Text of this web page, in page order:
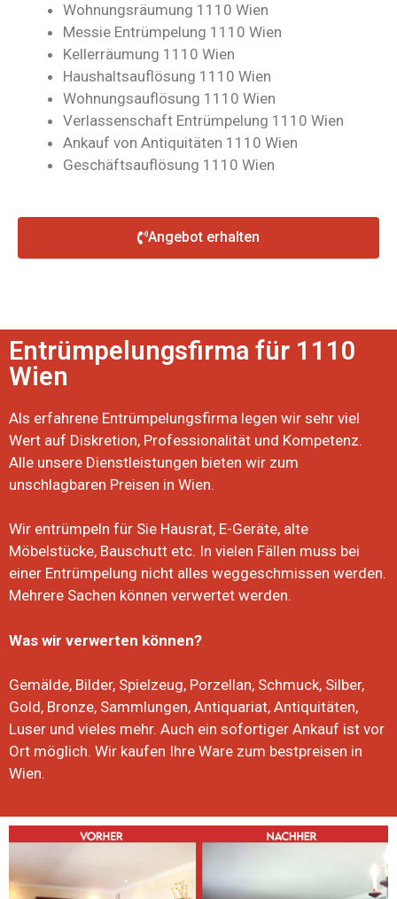
Wohnungsräumung 1110 Wien
Messie Entrümpelung 1110 Wien
Kellerräumung 1110 Wien
Haushaltsauflösung 1110 Wien
Wohnungsauflösung 1110 Wien
Verlassenschaft Entrümpelung 1110 Wien
Ankauf von Antiquitäten 1110 Wien
Geschäftsauflösung 1110 Wien
Angebot erhalten
Entrümpelungsfirma für 1110
Wien
Als erfahrene Entrümpelungsfirma legen wir sehr viel
Wert auf Diskretion, Professionalität und Kompetenz.
Alle unsere Dienstleistungen bieten wir zum
unschlagbaren Preisen in Wien.
Wir entrümpeln für Sie Hausrat, E-Geräte, alte
Möbelstücke, Bauschutt etc. In vielen Fällen muss bei
einer Entrümpelung nicht alles weggeschmissen werden.
Mehrere Sachen können verwertet werden.
Was wir verwerten können?
Gemälde, Bilder, Spielzeug, Porzellan, Schmuck, Silber,
Gold, Bronze, Sammlungen, Antiquariat, Antiquitäten,
Luser und vieles mehr. Auch ein sofortiger Ankauf ist vor
Ort möglich. Wir kaufen Ihre Ware zum bestpreisen in
Wien.